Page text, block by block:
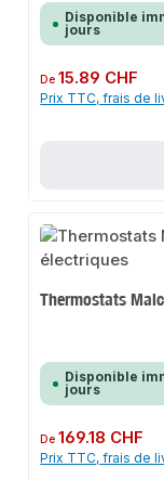
Disponible
jours
Prix régulier :
De15.89 CHF
Prix TTC, frais de
Thermostats
Disponible
jours
Prix régulier :
De169.18 CHF
Prix TTC, frais de